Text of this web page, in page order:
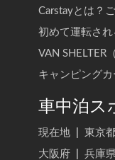
Carstayとは？
初めて運転さ
VAN SHELTER
キャンピング
車中泊ス
現在地 東京
大阪府
兵庫県